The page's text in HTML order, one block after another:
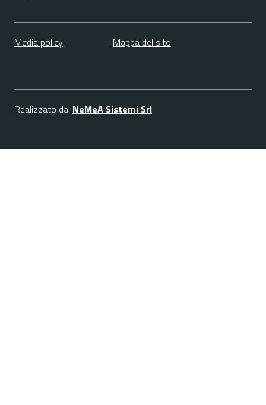
Media policy Mappa del sito
Realizzato da: NeMeA Sistemi Srl